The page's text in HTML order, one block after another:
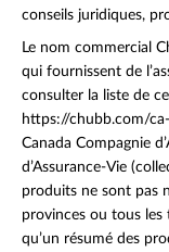
conseils juridiques,
Le nom commercial
qui fournissent de
consulter la liste de
https://chubb.com/
Canada Compagnie
d’Assurance-Vie
produits ne sont pas
provinces ou tous les
qu’un résumé des